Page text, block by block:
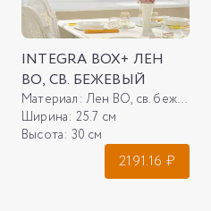
INTEGRA BOX+ ЛЕН
ВО, СВ. БЕЖЕВЫЙ
Материал: Лен ВО, св. бежевый
Ширина: 25.7 см
Высота: 30 см
2191.16 ₽